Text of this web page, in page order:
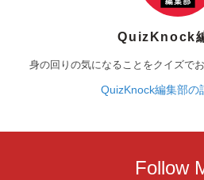
QuizKnock
身の回りの気になることをクイズで
QuizKnock編集部の
Follow